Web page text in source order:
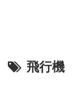
飛行機